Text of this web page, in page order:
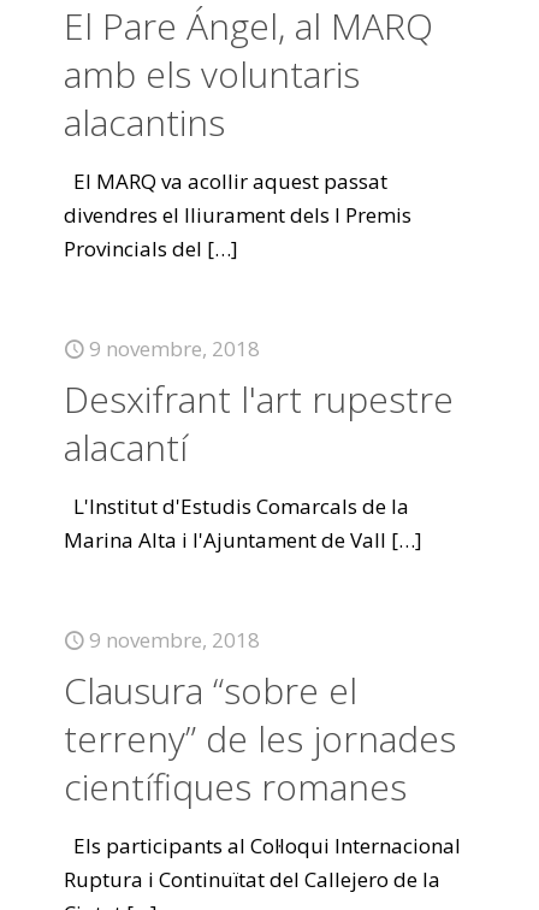
El Pare Ángel, al MARQ
amb els voluntaris
alacantins
El MARQ va acollir aquest passat
divendres el lliurament dels I Premis
Provincials del […]
9 novembre, 2018
Desxifrant l'art rupestre
alacantí
L'Institut d'Estudis Comarcals de la
Marina Alta i l'Ajuntament de Vall […]
9 novembre, 2018
Clausura “sobre el
terreny” de les jornades
científiques romanes
Els participants al Col·loqui Internacional
Ruptura i Continuïtat del Callejero de la